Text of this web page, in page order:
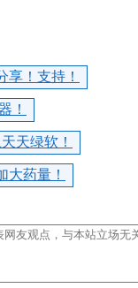
享！支持！
！
天绿软！
大药量！